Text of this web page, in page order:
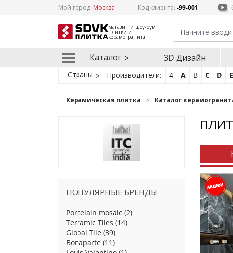
Мой город: Москва Код клиента:-99-001
магазин и шоу-рум
плитки и
керамогранита
Каталог 3D Дизайн
Страны Производители: 4 A B C D E
Керамическая плитка Каталог
ПОПУЛЯРНЫЕ БРЕНДЫ
Porcelain mosaic (2)
Terramic Tiles (14)
Global Tile (39)
Bonaparte (11)